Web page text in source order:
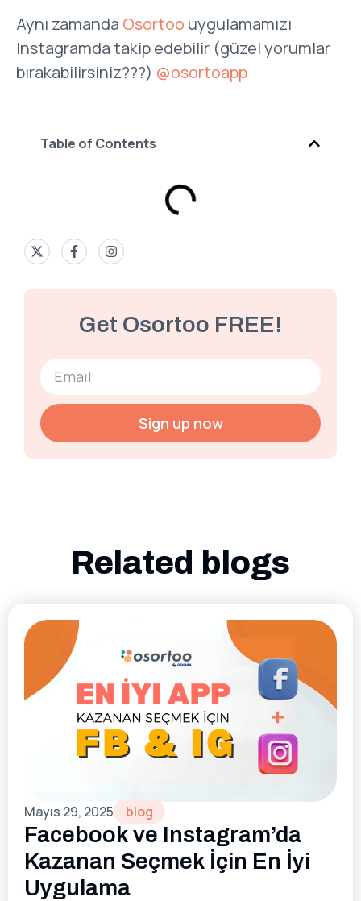
Aynı zamanda Osortoo uygulamamızı
Instagramda takip edebilir (güzel yorumlar
bırakabilirsiniz???) @osortoapp
Table of Contents
Get Osortoo FREE!
Sign up now
Related blogs
Mayıs 29, 2025 blog
Facebook ve Instagram’da
Kazanan Seçmek İçin En İyi
Uygulama